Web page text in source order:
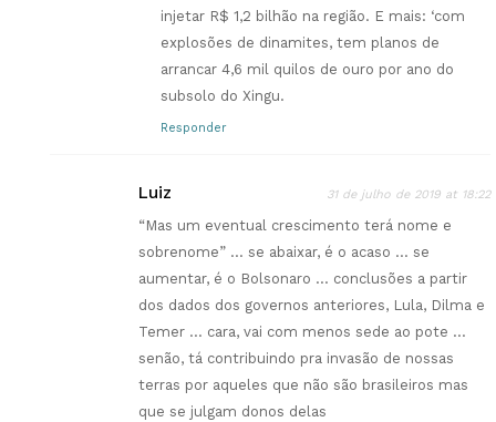
injetar R$ 1,2 bilhão na região. E mais: ‘com
explosões de dinamites, tem planos de
arrancar 4,6 mil quilos de ouro por ano do
subsolo do Xingu.
Responder
Luiz 31 de julho de 2019 at 18:22
“Mas um eventual crescimento terá nome e
sobrenome” … se abaixar, é o acaso … se
aumentar, é o Bolsonaro … conclusões a partir
dos dados dos governos anteriores, Lula, Dilma e
Temer … cara, vai com menos sede ao pote …
senão, tá contribuindo pra invasão de nossas
terras por aqueles que não são brasileiros mas
que se julgam donos delas